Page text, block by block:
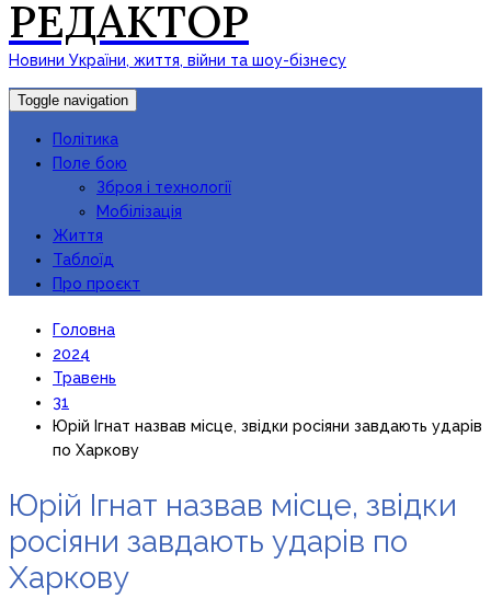
РЕДАКТОР
Новини України, життя, війни та шоу-бізнесу
Toggle navigation
Політика
Поле бою
Зброя і технології
Мобілізація
Життя
Таблоїд
Про проєкт
Головна
2024
Травень
31
Юрій Ігнат назвав місце, звідки росіяни завдають ударів
по Харкову
Юрій Ігнат назвав місце, звідки
росіяни завдають ударів по
Харкову